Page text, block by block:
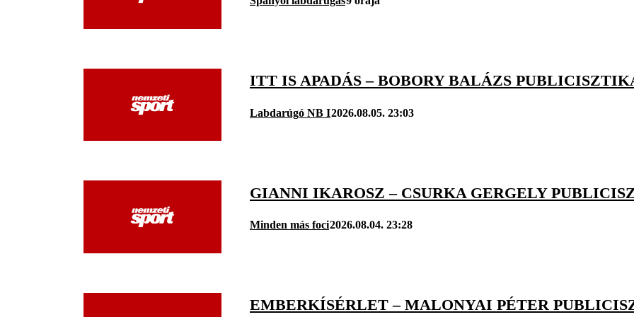
ITT IS APADÁS – BOBORY BALÁZS
Labdarúgó NB I2026.08.05. 23:03
GIANNI IKAROSZ – CSURKA GERGELY
Minden más foci2026.08.04. 23:28
EMBERKÍSÉRLET – MALONYAI PÉTER